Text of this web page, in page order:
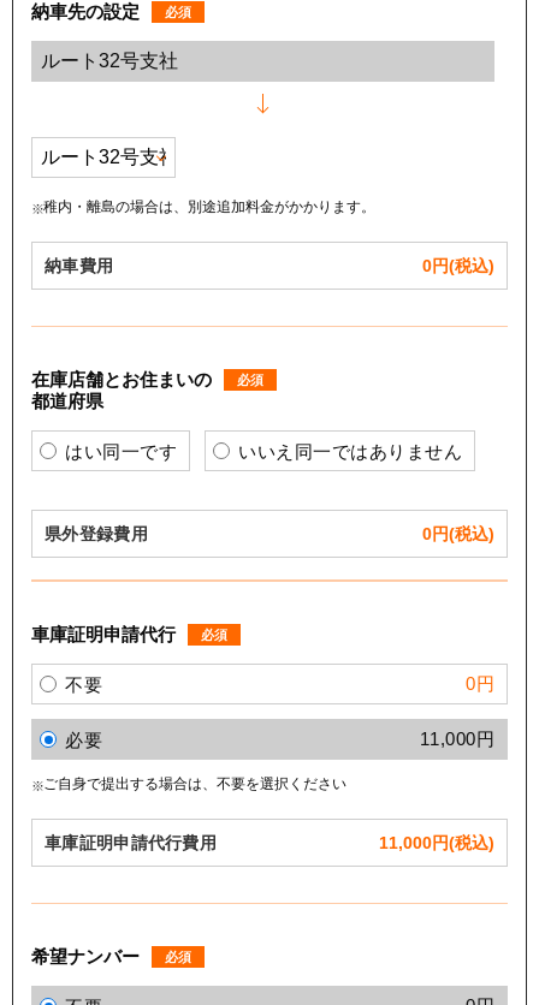
納車先の設定 必須
稚内・離島の場合は、別途追加料金がかかります。
納車費用 0円(税込)
在庫店舗とお住まいの
都道府県
必須
はい同一です いいえ同一ではありません
県外登録費用 0円(税込)
車庫証明申請代行 必須
不要 0円
必要 11,000円
ご自身で提出する場合は、不要を選択ください
車庫証明申請代行費用 11,000円(税込)
希望ナンバー 必須